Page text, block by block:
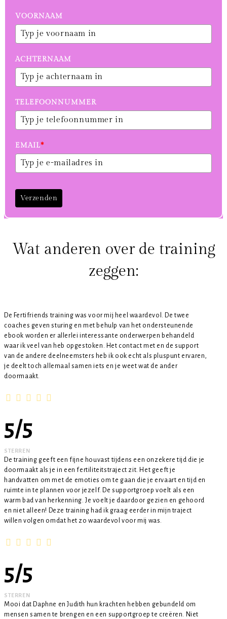
VOORNAAM
ACHTERNAAM
TELEFOONNUMMER
EMAIL*
Verzenden
Wat anderen over de training
zeggen:
De Fertifriends training was voor mij heel waardevol. De twee
coaches geven sturing en met behulp van het ondersteunende
ebook worden er allerlei interessante onderwerpen behandeld
waar ik veel van heb opgestoken. Het contact met en de support
van de andere deelneemsters heb ik ook echt als pluspunt ervaren,
je deelt toch allemaal samen iets en je weet wat de ander
doormaakt.
5/5
STERREN
De training geeft een fijne houvast tijdens een onzekere tijd die je
doormaakt als je in een fertiliteitstraject zit. Het geeft je
handvatten om met de emoties om te gaan die je ervaart en tijd en
ruimte in te plannen voor jezelf. De supportgroep voelt als een
warm bad van herkenning. Je voelt je daardoor gezien en gehoord
en niet alleen! Deze training had ik graag eerder in mijn traject
willen volgen omdat het zo waardevol voor mij was.
5/5
STERREN
Mooi dat Daphne en Judith hun krachten hebben gebundeld om
mensen samen te brengen en een supportgroep te creëren. Niet